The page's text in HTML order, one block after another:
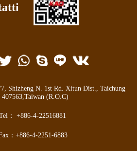
Shizheng N. 1st Rd. Xitun Dist., Taichung
Taiwan (R.O.C)
： +886-4-22516881
： +886-4-2251-6883